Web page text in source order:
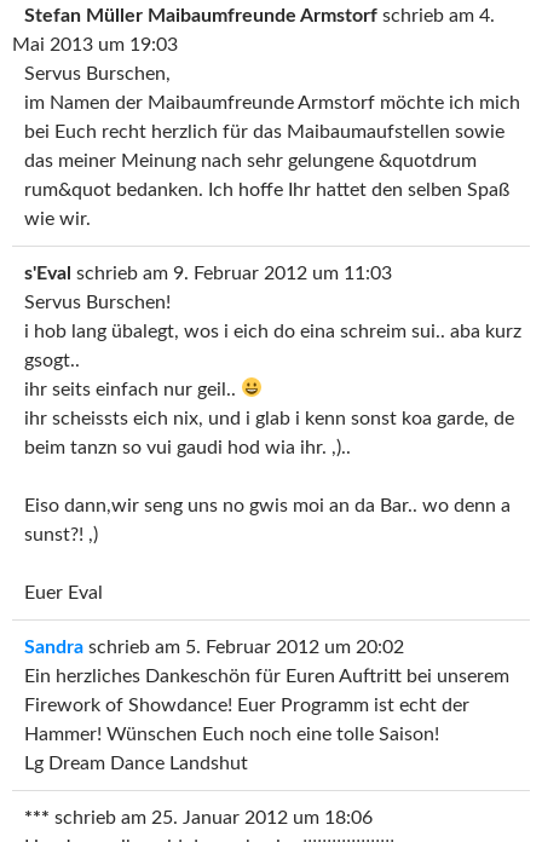
Stefan Müller Maibaumfreunde Armstorf schrieb am 4.
Mai 2013 um 19:03
Servus Burschen,
im Namen der Maibaumfreunde Armstorf möchte ich mich
bei Euch recht herzlich für das Maibaumaufstellen sowie
das meiner Meinung nach sehr gelungene &quotdrum
rum&quot bedanken. Ich hoffe Ihr hattet den selben Spaß
wie wir.
s'Eval schrieb am 9. Februar 2012 um 11:03
Servus Burschen!
i hob lang übalegt, wos i eich do eina schreim sui.. aba kurz
gsogt..
ihr seits einfach nur geil..
ihr scheissts eich nix, und i glab i kenn sonst koa garde, de
beim tanzn so vui gaudi hod wia ihr. ,)..
Eiso dann,wir seng uns no gwis moi an da Bar.. wo denn a
sunst?! ,)
Euer Eval
Sandra schrieb am 5. Februar 2012 um 20:02
Ein herzliches Dankeschön für Euren Auftritt bei unserem
Firework of Showdance! Euer Programm ist echt der
Hammer! Wünschen Euch noch eine tolle Saison!
Lg Dream Dance Landshut
*** schrieb am 25. Januar 2012 um 18:06